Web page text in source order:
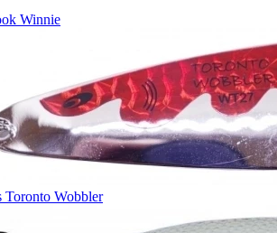
Winnie
Toronto Wobbler